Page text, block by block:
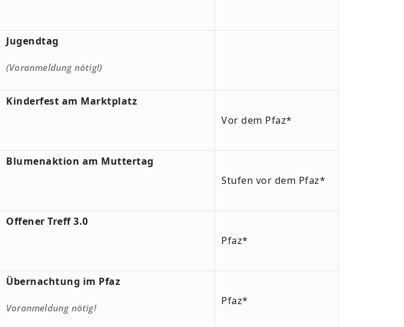
Jugendtag
(Voranmeldung nötig!)
Kinderfest am Marktplatz
Vor dem Pfaz*
Blumenaktion am Muttertag
Stufen vor dem Pfaz*
Offener Treff 3.0
Pfaz*
Übernachtung im Pfaz
Voranmeldung nötig!
Pfaz*